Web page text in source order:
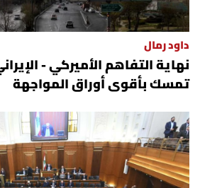
كتّابنا
تحت المجهر
اقتصاد
العالم
داود رمال
نهاية التفاهم الأميركي -
تمسك بأقوى أوراق المواجهة